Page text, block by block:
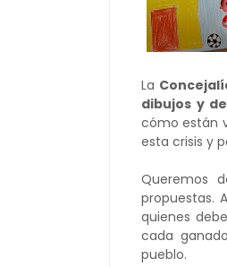
La
dibujos y
cómo están
esta crisis y
Queremos
propuestas.
quienes
cada
pueblo.